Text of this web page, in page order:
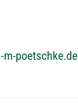
poetschke.de